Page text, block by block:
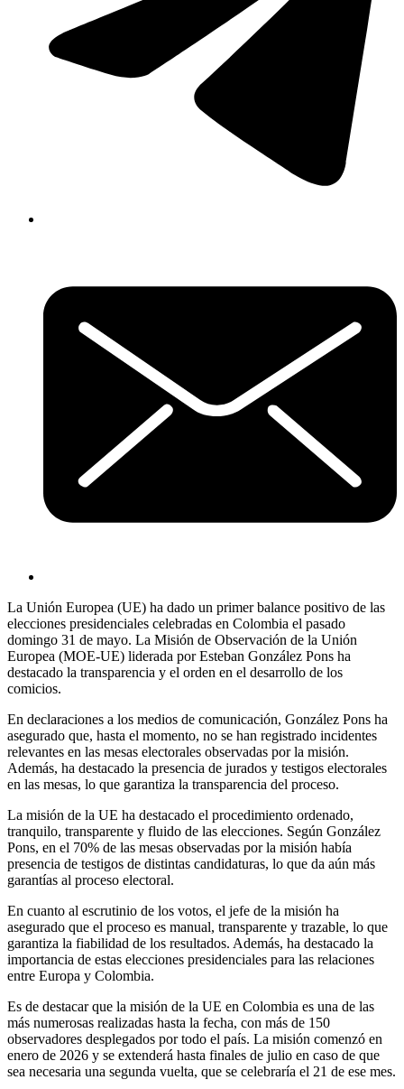
La Unión Europea (UE) ha dado un primer balance positivo de las
elecciones presidenciales celebradas en Colombia el pasado
domingo 31 de mayo. La Misión de Observación de la Unión
Europea (MOE-UE) liderada por Esteban González Pons ha
destacado la transparencia y el orden en el desarrollo de los
comicios.
En declaraciones a los medios de comunicación, González Pons ha
asegurado que, hasta el momento, no se han registrado incidentes
relevantes en las mesas electorales observadas por la misión.
Además, ha destacado la presencia de jurados y testigos electorales
en las mesas, lo que garantiza la transparencia del proceso.
La misión de la UE ha destacado el procedimiento ordenado,
tranquilo, transparente y fluido de las elecciones. Según González
Pons, en el 70% de las mesas observadas por la misión había
presencia de testigos de distintas candidaturas, lo que da aún más
garantías al proceso electoral.
En cuanto al escrutinio de los votos, el jefe de la misión ha
asegurado que el proceso es manual, transparente y trazable, lo que
garantiza la fiabilidad de los resultados. Además, ha destacado la
importancia de estas elecciones presidenciales para las relaciones
entre Europa y Colombia.
Es de destacar que la misión de la UE en Colombia es una de las
más numerosas realizadas hasta la fecha, con más de 150
observadores desplegados por todo el país. La misión comenzó en
enero de 2026 y se extenderá hasta finales de julio en caso de que
sea necesaria una segunda vuelta, que se celebraría el 21 de ese mes.